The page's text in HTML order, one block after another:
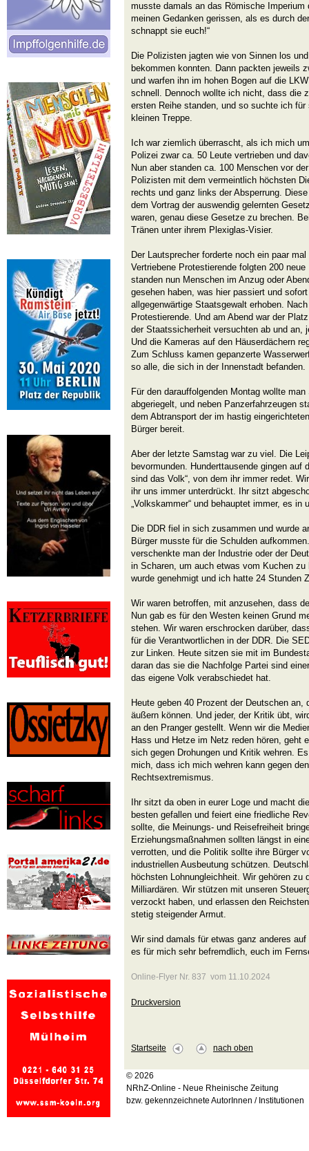
musste damals an das Römische Imperium
meinen Gedanken gerissen, als es durch
schnappt sie euch!“
Die Polizisten jagten wie von Sinnen los
bekommen konnten. Dann packten jeweils
und warfen ihn im hohen Bogen auf die
schnell. Dennoch wollte ich nicht, dass die
ersten Reihe standen, und so suchte ich
kleinen Treppe.
Ich war ziemlich überrascht, als ich mich
Polizei zwar ca. 50 Leute vertrieben und
Nun aber standen ca. 100 Menschen vor
Polizisten mit dem vermeintlich höchsten
rechts und ganz links der Absperrung.
dem Vortrag der auswendig gelernten
waren, genau diese Gesetze zu brechen.
Tränen unter ihrem Plexiglas-Visier.
Der Lautsprecher forderte noch ein paar
Vertriebene Protestierende folgten 200
standen nun Menschen im Anzug oder
gesehen haben, was hier passiert und
allgegenwärtige Staatsgewalt erhoben.
Protestierende. Und am Abend war der
der Staatssicherheit versuchten ab und an,
Und die Kameras auf den Häuserdächern
Zum Schluss kamen gepanzerte
so alle, die sich in der Innenstadt befanden.
Für den darauffolgenden Montag wollte
abgeriegelt, und neben Panzerfahrzeugen
dem Abtransport der im hastig
Bürger bereit.
Aber der letzte Samstag war zu viel. Die
bevormunden. Hunderttausende gingen auf
sind das Volk“, von dem ihr immer redet.
ihr uns immer unterdrückt. Ihr sitzt
„Volkskammer“ und behauptet immer, es in
Die DDR fiel in sich zusammen und wurde
Bürger musste für die Schulden
verschenkte man der Industrie oder der
in Scharen, um auch etwas vom Kuchen
wurde genehmigt und ich hatte 24 Stunden
Wir waren betroffen, mit anzusehen, dass
Nun gab es für den Westen keinen Grund
stehen. Wir waren erschrocken darüber,
für die Verantwortlichen in der DDR. Die
zur Linken. Heute sitzen sie mit im
daran das sie die Nachfolge Partei sind
das eigene Volk verabschiedet hat.
Heute geben 40 Prozent der Deutschen
äußern können. Und jeder, der Kritik übt,
an den Pranger gestellt. Wenn wir die
Hass und Hetze im Netz reden hören, geht
sich gegen Drohungen und Kritik wehren.
mich, dass ich mich wehren kann gegen
Rechtsextremismus.
Ihr sitzt da oben in eurer Loge und macht
besten gefallen und feiert eine friedliche
sollte, die Meinungs- und Reisefreiheit
Erziehungsmaßnahmen sollten längst in
verrotten, und die Politik sollte ihre Bürger
industriellen Ausbeutung schützen.
höchsten Lohnungleichheit. Wir gehören zu
Milliardären. Wir stützen mit unseren
verzockt haben, und erlassen den
stetig steigender Armut.
Wir sind damals für etwas ganz anderes
es für mich sehr befremdlich, euch im
Online-Flyer Nr. 837 vom 11.10.2024
Druckversion
Startseite nach oben
© 2026
NRhZ-Online - Neue Rheinische Zeitung
bzw. gekennzeichnete AutorInnen / Institutionen